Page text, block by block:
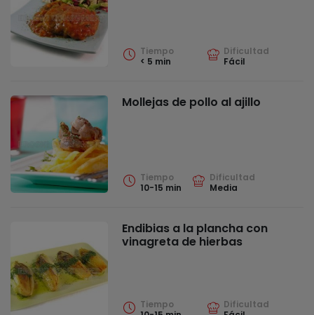
Tiempo
< 5 min
Dificultad
Fácil
Mollejas de pollo al ajillo
Tiempo
10-15 min
Dificultad
Media
Endibias a la plancha con
vinagreta de hierbas
Tiempo
Dificultad